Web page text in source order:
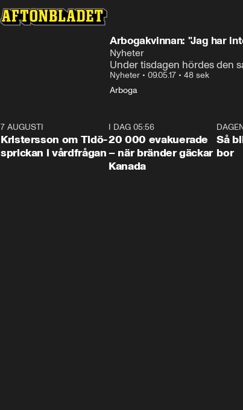
Arbogakvinnan: "Jag har
Nyheter
Under tisdagen hördes den
Nyheter • 09.05.17 • 48 sek
Arboga
7 AUGUSTI
Kristersson om Tidö-
sprickan i vårdfrågan
I DAG 05:56
20 000 evakuerade
– när bränder gäckar
Kanada
Så
bor